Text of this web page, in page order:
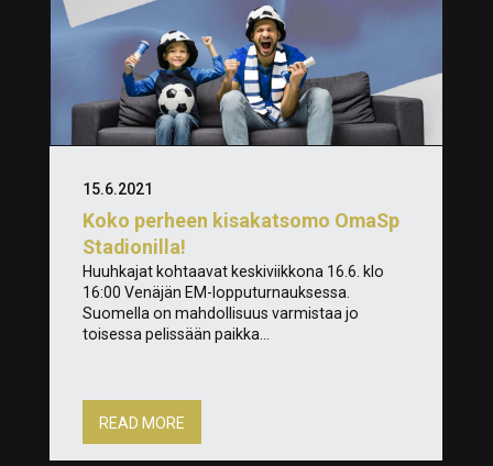
Koko perheen kisakatsomo OmaSp
Stadionilla!
15.6.2021
Huuhkajat kohtaavat keskiviikkona 16.6. klo
16:00 Venäjän EM-lopputurnauksessa.
Suomella on mahdollisuus varmistaa jo
toisessa pelissään paikka...
READ MORE